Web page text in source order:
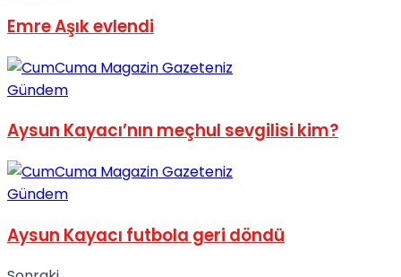
Emre Aşık evlendi
Gündem
Aysun Kayacı’nın meçhul sevgilisi kim?
Gündem
Aysun Kayacı futbola geri döndü